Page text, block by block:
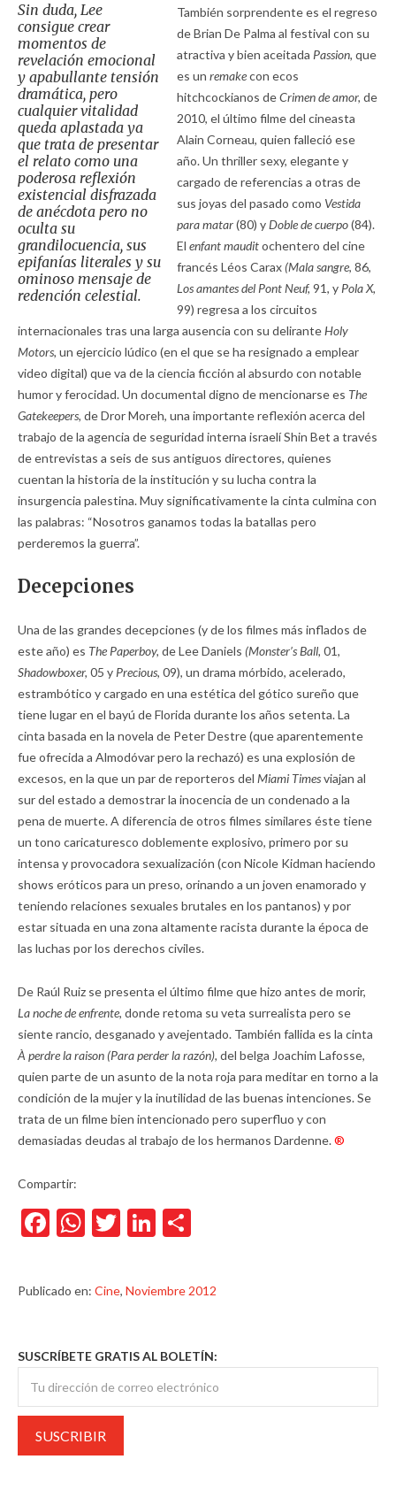
Sin duda, Lee
consigue crear
momentos de
revelación emocional
y apabullante tensión
dramática, pero
cualquier vitalidad
queda aplastada ya
que trata de presentar
el relato como una
poderosa reflexión
existencial disfrazada
de anécdota pero no
oculta su
grandilocuencia, sus
epifanías literales y su
ominoso mensaje de
redención celestial.
También sorprendente es el regreso
de Brian De Palma al festival con su
atractiva y bien aceitada Passion, que
es un remakecon ecos
hitchcockianos deCrimen de amor, de
2010, el último filme del cineasta
Alain Corneau, quien falleció ese
año. Un thriller sexy, elegante y
cargado de referencias a otras de
sus joyas del pasado como Vestida
para matar(80) yDoble de cuerpo(84).
El enfant mauditochentero del cine
francés Léos Carax (Mala sangre, 86,
Los amantes del Pont Neuf, 91, yPola X,
99) regresa a los circuitos
internacionales tras una larga ausencia con su deliranteHoly
Motors, un ejercicio lúdico (en el que se ha resignado a emplear
video digital) que va de la ciencia ficción al absurdo con notable
humor y ferocidad. Un documental digno de mencionarse es The
Gatekeepers, de Dror Moreh, una importante reflexión acerca del
trabajo de la agencia de seguridad interna israelí Shin Bet a través
de entrevistas a seis de sus antiguos directores, quienes
cuentan la historia de la institución y su lucha contra la
insurgencia palestina. Muy significativamente la cinta culmina con
las palabras: “Nosotros ganamos todas la batallas pero
perderemos la guerra”.
Decepciones
Una de las grandes decepciones (y de los filmes más inflados de
este año) es The Paperboy, de Lee Daniels (Monster’s Ball, 01,
Shadowboxer, 05 y Precious, 09), un drama mórbido, acelerado,
estrambótico y cargado en una estética del gótico sureño que
tiene lugar en el bayú de Florida durante los años setenta. La
cinta basada en la novela de Peter Destre (que aparentemente
fue ofrecida a Almodóvar pero la rechazó) es una explosión de
excesos, en la que un par de reporteros del Miami Timesviajan al
sur del estado a demostrar la inocencia de un condenado a la
pena de muerte. A diferencia de otros filmes similares éste tiene
un tono caricaturesco doblemente explosivo, primero por su
intensa y provocadora sexualización (con Nicole Kidman haciendo
shows eróticos para un preso, orinando a un joven enamorado y
teniendo relaciones sexuales brutales en los pantanos) y por
estar situada en una zona altamente racista durante la época de
las luchas por los derechos civiles.
De Raúl Ruiz se presenta el último filme que hizo antes de morir,
La noche de enfrente, donde retoma su veta surrealista pero se
siente rancio, desganado y avejentado. También fallida es la cinta
À perdre la raison (Para perder la razón), del belga Joachim Lafosse,
quien parte de un asunto de la nota roja para meditar en torno a la
condición de la mujer y la inutilidad de las buenas intenciones. Se
trata de un filme bien intencionado pero superfluo y con
demasiadas deudas al trabajo de los hermanos Dardenne.®
Compartir:
Facebook
WhatsApp
TwitterLinkedIn
Publicado en: Cine, Noviembre 2012
SUSCRÍBETE GRATIS AL BOLETÍN: